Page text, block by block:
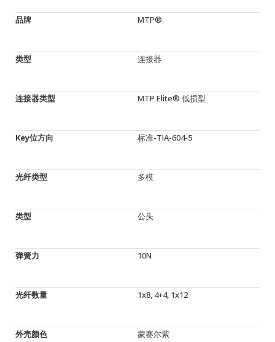
品牌 MTP®
类型 连接器
连接器类型 MTP Elite® 低损型
Key位方向 标准-TIA-604-5
光纤类型 多模
类型 公头
弹簧力 10N
光纤数量 1x8, 4+4, 1x12
外壳颜色 蒙赛尔紫